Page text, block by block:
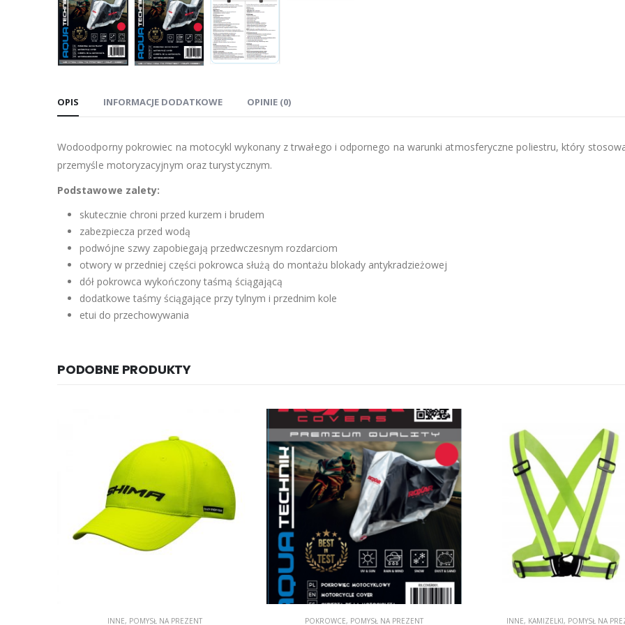
OPIS INFORMACJE DODATKOWE OPINIE (0)
Wodoodporny pokrowiec na motocykl wykonany z trwałego i odpornego na warunki atmosferyczne poliestru, który
przemyśle motoryzacyjnym oraz turystycznym.
Podstawowe zalety:
skutecznie chroni przed kurzem i brudem
zabezpiecza przed wodą
podwójne szwy zapobiegają przedwczesnym rozdarciom
otwory w przedniej części pokrowca służą do montażu blokady antykradzieżowej
dół pokrowca wykończony taśmą ściągającą
dodatkowe taśmy ściągające przy tylnym i przednim kole
etui do przechowywania
PODOBNE PRODUKTY
POKROWCE,POMYSŁ NA PREZENT INNE,KAMIZELKI,POMYSŁ NA PREZENT INTERCOMY,MULTIMEDIA,POMYSŁ NA